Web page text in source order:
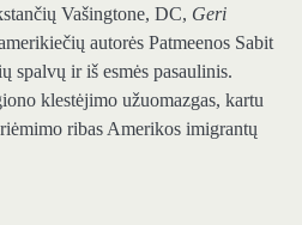
Vašingtone, DC, Geri
autorės Patmeenos Sabit
spalvų ir iš esmės pasaulinis.
klestėjimo užuomazgas, kartu
ribas Amerikos imigrantų